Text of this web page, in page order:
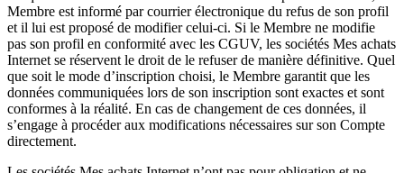
Membre est informé par courrier électronique du refus de son profil
et il lui est proposé de modifier celui-ci. Si le Membre ne modifie
pas son profil en conformité avec les CGUV, les sociétés Mes achats
Internet se réservent le droit de le refuser de manière définitive. Quel
que soit le mode d’inscription choisi, le Membre garantit que les
données communiquées lors de son inscription sont exactes et sont
conformes à la réalité. En cas de changement de ces données, il
s’engage à procéder aux modifications nécessaires sur son Compte
directement.